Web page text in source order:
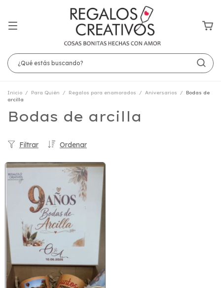
Inicio / Para Quién / Regalos para enamorados / Aniversarios /
Bodas de
arcilla
Bodas de arcilla
Ordenar
Filtrar